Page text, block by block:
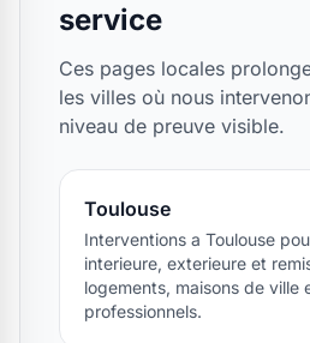
service
Ces pages locales
les villes où nous
niveau de preuve visible.
Toulouse
Interventions a Toulouse
interieure, exterieure et
logements, maisons de ville
professionnels.